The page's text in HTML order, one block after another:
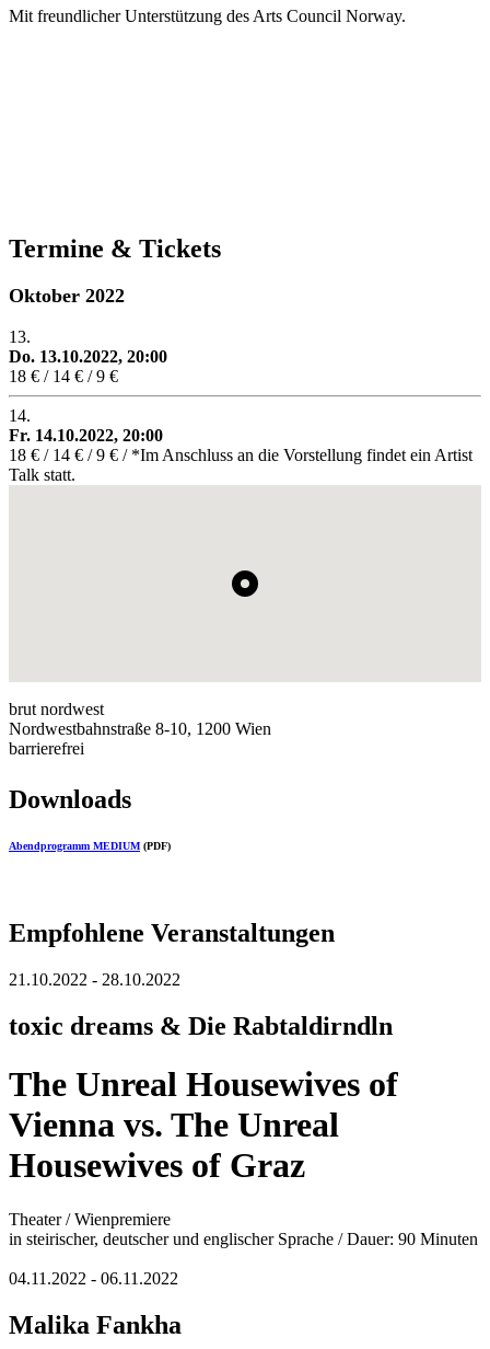
Mit freundlicher Unterstützung des Arts Council Norway.
Termine & Tickets
Oktober 2022
13.
Do. 13.10.2022, 20:00
18 € / 14 € / 9 €
14.
Fr. 14.10.2022, 20:00
18 € / 14 € / 9 € / *Im Anschluss an die Vorstellung findet ein Artist
Talk statt.
brut nordwest
Nordwestbahnstraße 8-10, 1200 Wien
barrierefrei
Downloads
Abendprogramm MEDIUM (PDF)
Empfohlene Veranstaltungen
21.10.2022 - 28.10.2022
toxic dreams & Die Rabtaldirndln
The Unreal Housewives of
Vienna vs. The Unreal
Housewives of Graz
Theater / Wienpremiere
in steirischer, deutscher und englischer Sprache / Dauer: 90 Minuten
04.11.2022 - 06.11.2022
Malika Fankha